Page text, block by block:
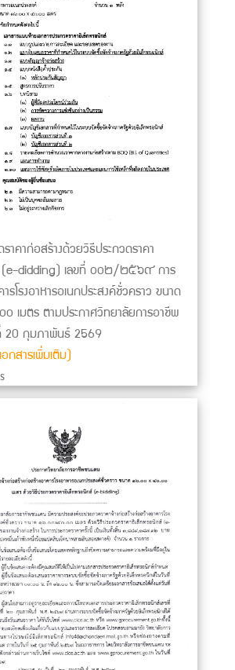
ราคาก่อสร้างด้วยวิธีประกวดราคา
(e-didding) เลขที่ ๐๐๒/๒๕๖๙ การ
รโรงอาหารอเนกประสงค์ชั่วคราว ขนาด
เมตร ตามประกาศวิทยาลัยการอาชีพ
20 กุมภาพันธ์ 2569
กสารเพิ่มเติม)